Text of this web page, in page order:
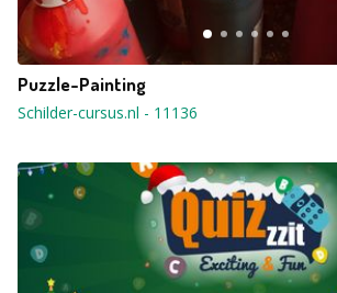
Puzzle-Painting
Schilder-cursus.nl - 11136